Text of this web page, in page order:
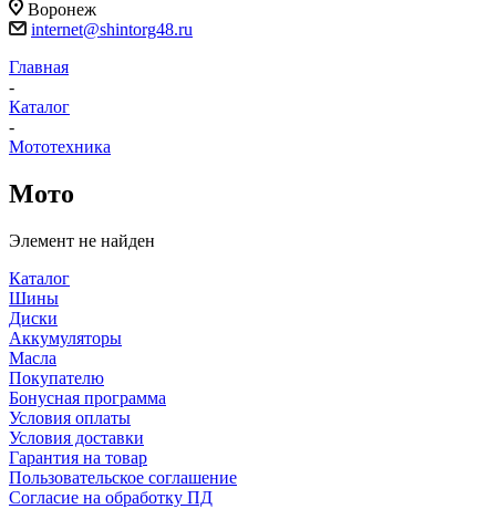
Воронеж
internet@shintorg48.ru
Главная
-
Каталог
-
Мототехника
Мото
Элемент не найден
Каталог
Шины
Диски
Аккумуляторы
Масла
Покупателю
Бонусная программа
Условия оплаты
Условия доставки
Гарантия на товар
Пользовательское соглашение
Согласие на обработку ПД